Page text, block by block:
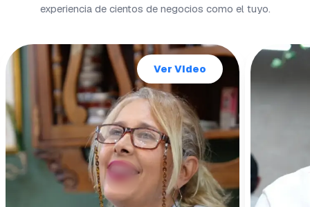
experiencia de cientos de negocios como el tuyo.
Ver Video